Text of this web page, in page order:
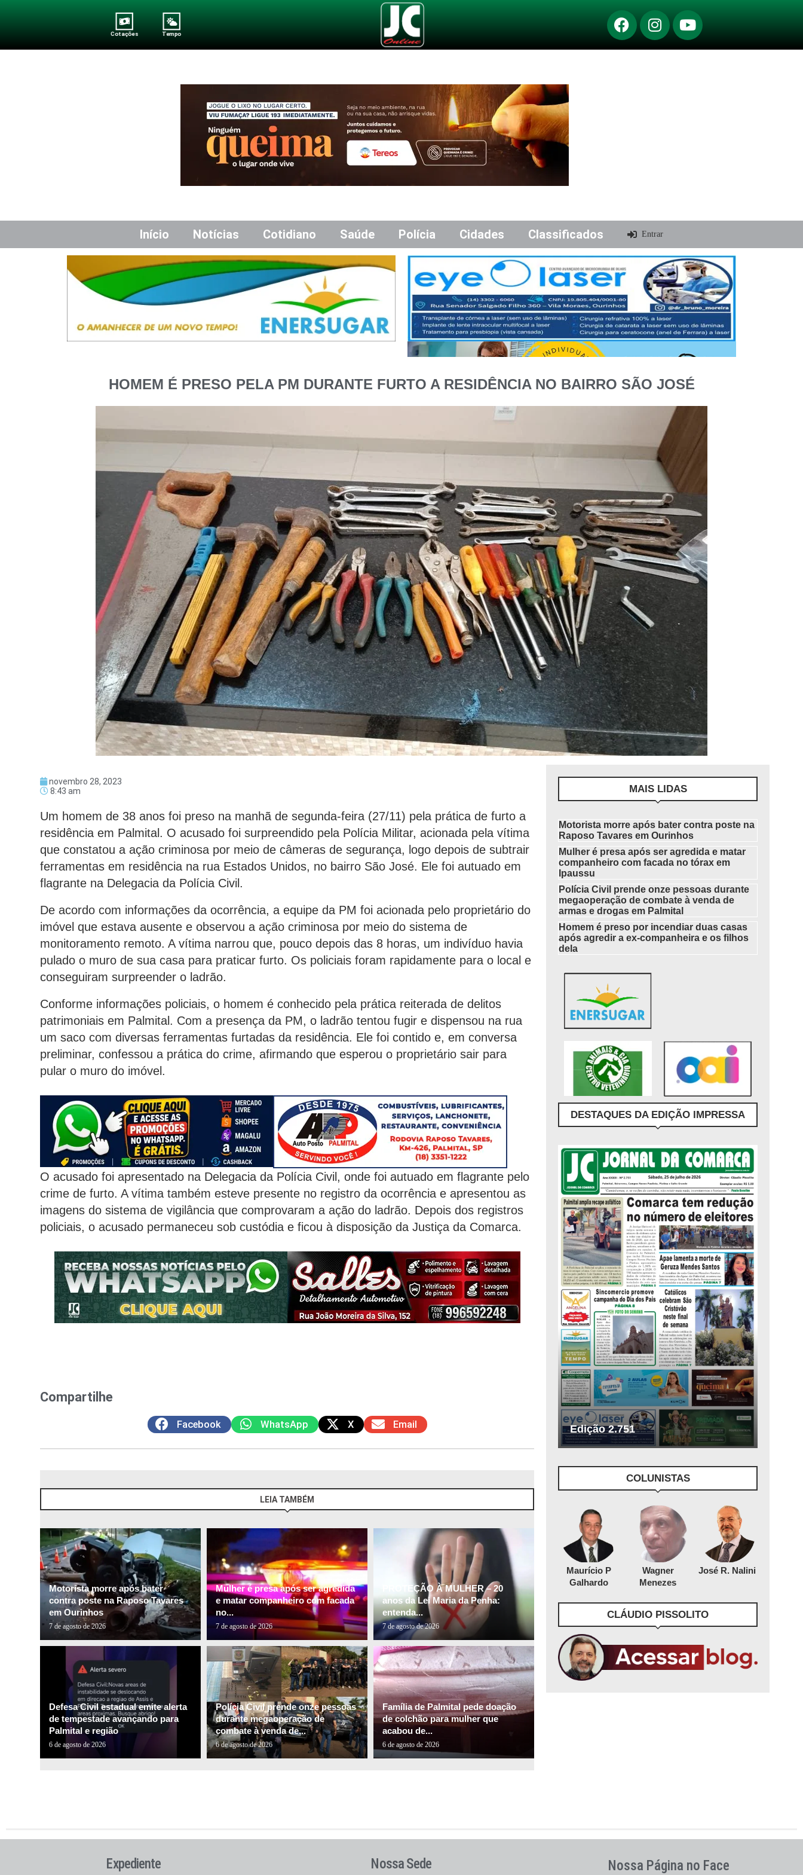
Cotações Tempo
Início Notícias Cotidiano Saúde Polícia Cidades Classificados Entrar
HOMEM É PRESO PELA PM DURANTE FURTO A RESIDÊNCIA NO BAIRRO SÃO JOSÉ
novembro 28, 2023
8:43 am
Um homem de 38 anos foi preso na manhã de segunda-feira (27/11) pela prática de furto a
residência em Palmital. O acusado foi surpreendido pela Polícia Militar, acionada pela vítima
que constatou a ação criminosa por meio de câmeras de segurança, logo depois de subtrair
ferramentas em residência na rua Estados Unidos, no bairro São José. Ele foi autuado em
flagrante na Delegacia da Polícia Civil.
De acordo com informações da ocorrência, a equipe da PM foi acionada pelo proprietário do
imóvel que estava ausente e observou a ação criminosa por meio do sistema de
monitoramento remoto. A vítima narrou que, pouco depois das 8 horas, um indivíduo havia
pulado o muro de sua casa para praticar furto. Os policiais foram rapidamente para o local e
conseguiram surpreender o ladrão.
Conforme informações policiais, o homem é conhecido pela prática reiterada de delitos
patrimoniais em Palmital. Com a presença da PM, o ladrão tentou fugir e dispensou na rua
um saco com diversas ferramentas furtadas da residência. Ele foi contido e, em conversa
preliminar, confessou a prática do crime, afirmando que esperou o proprietário sair para
pular o muro do imóvel.
O acusado foi apresentado na Delegacia da Polícia Civil, onde foi autuado em flagrante pelo
crime de furto. A vítima também esteve presente no registro da ocorrência e apresentou as
imagens do sistema de vigilância que comprovaram a ação do ladrão. Depois dos registros
policiais, o acusado permaneceu sob custódia e ficou à disposição da Justiça da Comarca.
Compartilhe
Facebook WhatsApp X Email
LEIA TAMBÉM
Motorista morre após bater
contra poste na Raposo Tavares
em Ourinhos
7 de agosto de 2026
Mulher é presa após ser agredida
e matar companheiro com facada
no...
7 de agosto de 2026
PROTEÇÃO À MULHER – 20
anos da Lei Maria da Penha:
entenda...
7 de agosto de 2026
Defesa Civil estadual emite alerta
de tempestade avançando para
Palmital e região
6 de agosto de 2026
Polícia Civil prende onze pessoas
durante megaoperação de
combate à venda de...
6 de agosto de 2026
Família de Palmital pede doação
de colchão para mulher que
acabou de...
6 de agosto de 2026
MAIS LIDAS
Motorista morre após bater contra poste na
Raposo Tavares em Ourinhos
Mulher é presa após ser agredida e matar
companheiro com facada no tórax em
Ipaussu
Polícia Civil prende onze pessoas durante
megaoperação de combate à venda de
armas e drogas em Palmital
Homem é preso por incendiar duas casas
após agredir a ex-companheira e os filhos
dela
DESTAQUES DA EDIÇÃO IMPRESSA
Edição 2.751
COLUNISTAS
Maurício P
Galhardo
Wagner
Menezes
José R. Nalini
CLÁUDIO PISSOLITO
Expediente Nossa Sede Nossa Página no Face